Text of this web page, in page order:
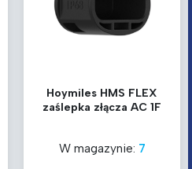
Hoymiles HMS FLEX
zaślepka złącza AC 1F
W magazynie: 7